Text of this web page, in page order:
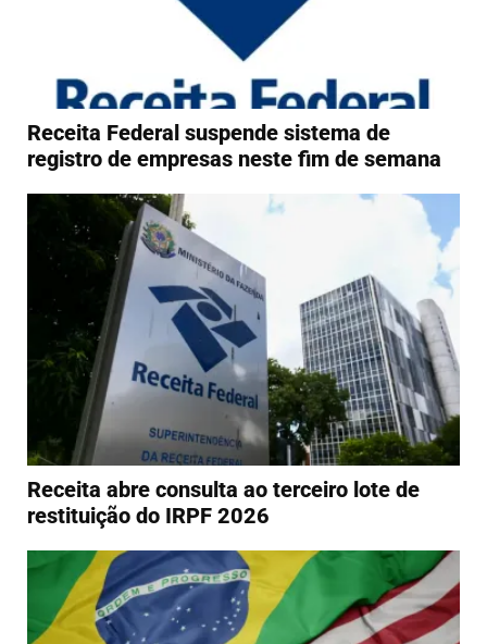
Receita Federal suspende sistema de
registro de empresas neste fim de semana
Receita abre consulta ao terceiro lote de
restituição do IRPF 2026